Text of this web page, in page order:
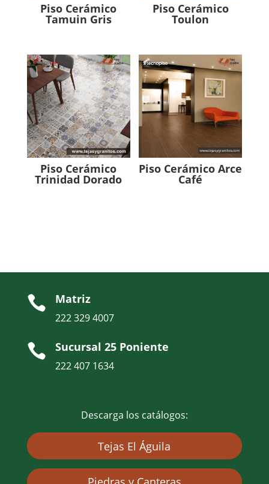
Piso Cerámico
Tamuin Gris
Piso Cerámico
Toulon
Piso Cerámico
Trinidad Dorado
Piso Cerámico Arce
Café
 Matriz
222 329 4007
 Sucursal 25 Poniente
222 407 1634
Descarga los catálogos:
Tejas El Águila